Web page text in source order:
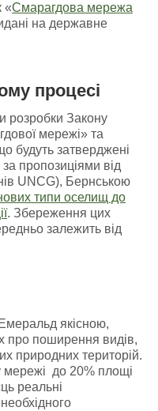
«Смарагдова мережа
на державне
процесі
розробки Закону
мережі» та
будуть затверджені
пропозиціями від
UNCG), Бернською
типи оселищ до
. Збереження цих
залежить від
якісною,
про поширення видів,
природних територій.
до 20% площі
реальні